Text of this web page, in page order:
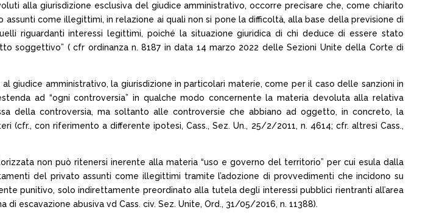
alla giurisdizione esclusiva del giudice amministrativo, occorre precisare che, come chiarito
come illegittimi, in relazione ai quali non si pone la difficoltà, alla base della previsione di
riguardanti interessi legittimi, poiché la situazione giuridica di chi deduce di essere stato
soggettivo” ( cfr ordinanza n. 8187 in data 14 marzo 2022 delle Sezioni Unite della Corte di
giudice amministrativo, la giurisdizione in particolari materie, come per il caso delle sanzioni in
ad “ogni controversia” in qualche modo concernente la materia devoluta alla relativa
della controversia, ma soltanto alle controversie che abbiano ad oggetto, in concreto, la
con riferimento a differente ipotesi, Cass., Sez. Un., 25/2/2011, n. 4614; cfr. altresì Cass.,
non può ritenersi inerente alla materia “uso e governo del territorio” per cui esula dalla
del privato assunti come illegittimi tramite l’adozione di provvedimenti che incidono su
punitivo, solo indirettamente preordinato alla tutela degli interessi pubblici rientranti all’area
escavazione abusiva vd Cass. civ. Sez. Unite, Ord., 31/05/2016, n. 11388).